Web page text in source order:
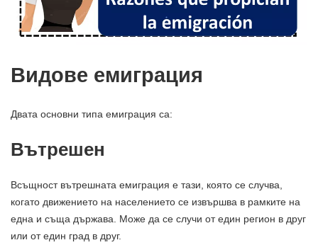
Видове емиграция
Двата основни типа емиграция са:
Вътрешен
Всъщност вътрешната емиграция е тази, която се случва,
когато движението на населението се извършва в рамките на
една и съща държава. Може да се случи от един регион в друг
или от един град в друг.